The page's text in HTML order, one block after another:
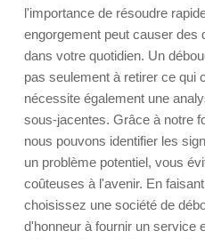
l'importance de résoudre
engorgement peut causer des
dans votre quotidien. Un
pas seulement à retirer ce qui
nécessite également une
sous-jacentes. Grâce à notre
nous pouvons identifier les
un problème potentiel, vous
coûteuses à l'avenir. En
choisissez une société de
d'honneur à fournir un service